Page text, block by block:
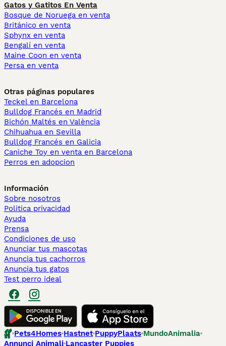
Gatos y Gatitos En Venta
Bosque de Noruega en venta
Británico en venta
Sphynx en venta
Bengalí en venta
Maine Coon en venta
Persa en venta
Otras páginas populares
Teckel en Barcelona
Bulldog Francés en Madrid
Bichón Maltés en València
Chihuahua en Sevilla
Bulldog Francés en Galicia
Caniche Toy en venta en Barcelona
Perros en adopcion
Información
Sobre nosotros
Politica privacidad
Ayuda
Prensa
Condiciones de uso
Anunciar tus mascotas
Anuncia tus cachorros
Anuncia tus gatos
Test perro ideal
Pets4Homes Hastnet PuppyPlaats MundoAnimalia
Annunci Animali Lancaster Puppies